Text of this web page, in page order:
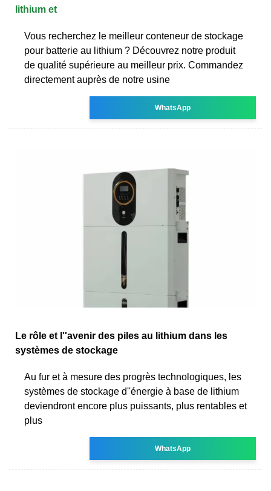
lithium et
Vous recherchez le meilleur conteneur de stockage
pour batterie au lithium ? Découvrez notre produit
de qualité supérieure au meilleur prix. Commandez
directement auprès de notre usine
WhatsApp
Le rôle et l''avenir des piles au lithium dans les
systèmes de stockage
Au fur et à mesure des progrès technologiques, les
systèmes de stockage d''énergie à base de lithium
deviendront encore plus puissants, plus rentables et
plus
WhatsApp